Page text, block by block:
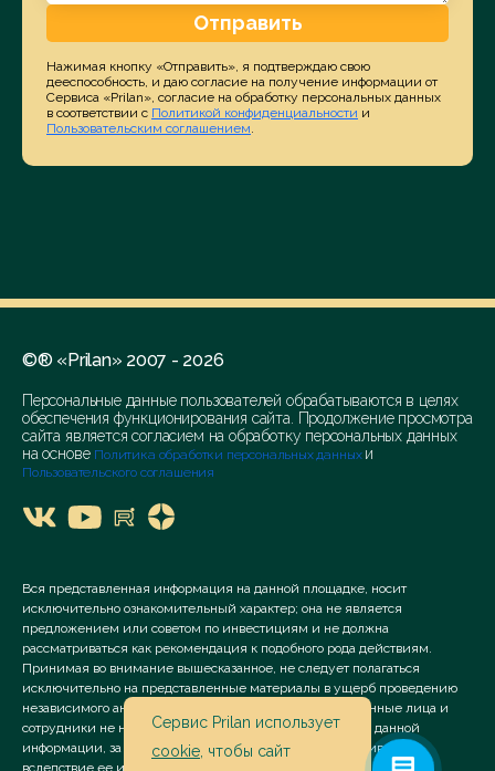
Отправить
Нажимая кнопку «Отправить», я подтверждаю свою
дееспособность, и даю согласие на получение информации от
Сервиса «Prilan», согласие на обработку персональных данных
в соответствии с Политикой конфиденциальности и
Пользовательским соглашением.
©® «Prilan» 2007 - 2026
Персональные данные пользователей обрабатываются в целях
обеспечения функционирования сайта. Продолжение просмотра
сайта является согласием на обработку персональных данных
на основе Политика обработки персональных данных и
Пользовательского соглашения
Вся представленная информация на данной площадке, носит
исключительно ознакомительный характер; она не является
предложением или советом по инвестициям и не должна
рассматриваться как рекомендация к подобного рода действиям.
Принимая во внимание вышесказанное, не следует полагаться
исключительно на представленные материалы в ущерб проведению
независимого анализа. Сервис «Prilan» его аффилированные лица и
сотрудники не несут ответственности за использование данной
информации, за прямой или косвенный ущерб, наступивший
вследствие ее использования.
Сервис Prilan использует
cookie , чтобы сайт